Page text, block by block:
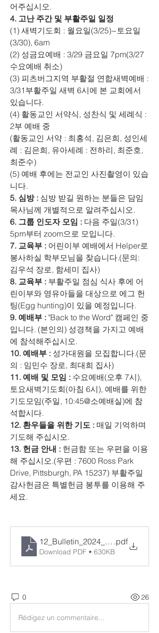
어주십시오.
4. 고난 주간 및 부활주일 일정
(1) 새벽기도회 : 월요일(3/25)~토요일
(3/30), 6am
(2) 성금요예배 : 3/29 금요일 7pm(3/27
수요예배 취소)
(3) 피츠버그지역 부활절 연합새벽예배 :
3/31부활주일 새벽 6시에 본 교회에서
있습니다.
(4) 활동교인 서약식, 성찬식 및 세례식 :
2부 예배 중
(활동교인 서약 : 최홍석, 김은희, 성인세
례 : 김은희, 유아세례 : 전하리, 최준호,
최준수)
(5) 예배 후에는 전교인 사진촬영이 있습
니다.
5. 심방 : 심방 받길 원하는 분들은 담임
목사님께 개별적으로 알려주십시오.
6. 그룹 인도자 모임 : 다음 주일(3/31)
5pm부터 zoom으로 모입니다.
7. 교육부 : 어린이부 예배에서 Helper로
봉사하실 학부모님을 찾습니다.(문의:
김우석 장로, 함세미 집사)
8. 교육부 : 부활주일 점심 식사 후에 어
린이부와 영유아들을 대상으로 에그 헌
팅(Egg hunting)이 있을 예정입니다.
9. 예배부 : "Back to the Word" 캠페인 중
입니다. (본인의) 성경책을 가지고 예배
에 참석해주십시오.
10. 예배부 : 성가대원을 모집합니다.(문
의 : 임민수 장로, 최대희 집사)
11. 예배 및 모임 : 수요예배(오후 7시),
토요새벽기도회(아침 6시), 예배를 위한
기도모임(주일, 10:45@소예배실)에 참
석합시다.
12. 환우들을 위한 기도 : 매일 기억하며
기도해 주십시오.
13. 헌금 안내 : 헌금함 또는 우편을 이용
해 주십시오.(우편 : 7600 Ross Park
Drive, Pittsburgh, PA 15237) 부활주일
감사헌금은 특별헌금 봉투를 이용해 주
세요.
12_Bulletin_2024_3_24_종려주일
.pdf
Download PDF • 630KB
0 26
Rédigez un commentaire...